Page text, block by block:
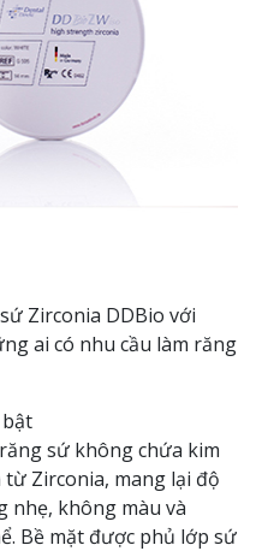
Zirconia DDBio với
ai có nhu cầu làm răng
sứ không chứa kim
Zirconia, mang lại độ
nhẹ, không màu và
Bề mặt được phủ lớp sứ